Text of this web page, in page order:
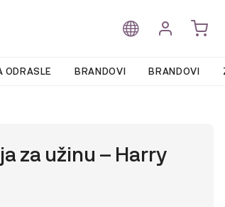
ODRASLE BRANDOVI BRANDOVI
za užinu – Harry